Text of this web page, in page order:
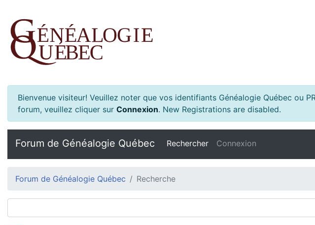
Bienvenue visiteur! Veuillez noter que vos identifiants Généalogie Québec ou
forum, veuillez cliquer sur Connexion. New Registrations are disabled.
Forum de Généalogie Québec Rechercher Connexion
Forum de Généalogie Québec Recherche